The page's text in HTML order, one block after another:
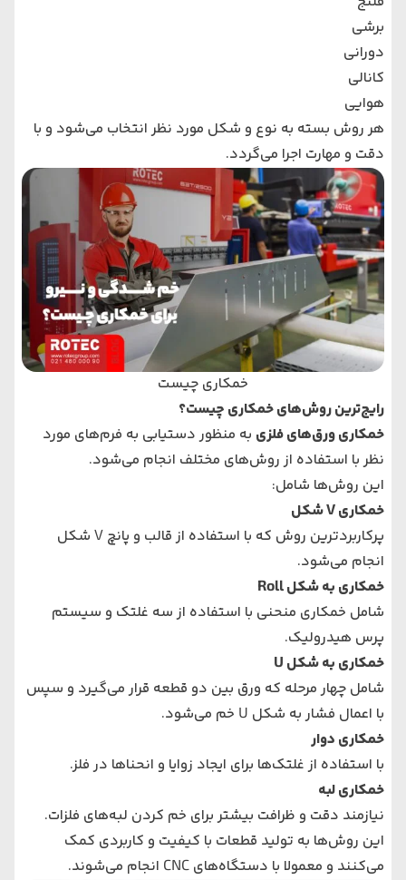
برشی
دورانی
کانالی
هوایی
هر روش بسته به نوع و شکل مورد نظر انتخاب می‌شود و با
دقت و مهارت اجرا می‌گردد.
خمکاری چیست
رایج‌ترین روش‌های خمکاری چیست؟
خمکاری ورق‌های فلزی به منظور دستیابی به فرم‌های مورد
نظر با استفاده از روش‌های مختلف انجام می‌شود.
این روش‌ها شامل:
خمکاری V شکل
پرکاربردترین روش که با استفاده از قالب و پانچ V شکل
انجام می‌شود.
خمکاری به شکل Roll
شامل خمکاری منحنی با استفاده از سه غلتک و سیستم
پرس هیدرولیک.
خمکاری به شکل U
شامل چهار مرحله که ورق بین دو قطعه قرار می‌گیرد و سپس
با اعمال فشار به شکل U خم می‌شود.
خمکاری دوار
با استفاده از غلتک‌ها برای ایجاد زوایا و انحناها در فلز.
خمکاری لبه
نیازمند دقت و ظرافت بیشتر برای خم کردن لبه‌های فلزات.
این روش‌ها به تولید قطعات با کیفیت و کاربردی کمک
می‌کنند و معمولا با دستگاه‌های CNC انجام می‌شوند.